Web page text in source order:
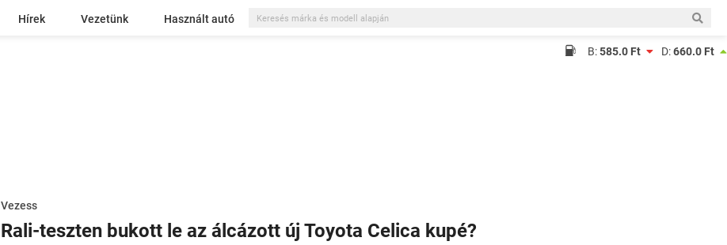
Hírek Vezetünk Használt autó
B:585.0 Ft D:660.0 Ft
Vezess
Rali-teszten bukott le az álcázott új Toyota Celica kupé?